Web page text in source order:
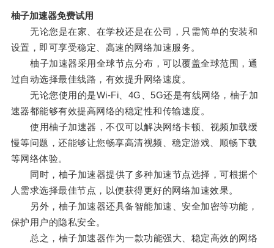
柚子加速器免费试用
无论您是在家、在学校还是在公司，只需简单的安装和
设置，即可享受稳定、高速的网络加速服务。
柚子加速器采用全球节点分布，可以覆盖全球范围，通
过自动选择最佳线路，有效提升网络速度。
无论您使用的是Wi-Fi、4G、5G还是有线网络，柚子加
速器都能够有效提高网络的稳定性和传输速度。
使用柚子加速器，不仅可以解决网络卡顿、视频加载缓
慢等问题，还能够让您畅享高清视频、稳定游戏、顺畅下载
等网络体验。
同时，柚子加速器提供了多种加速节点选择，可根据个
人需求选择最佳节点，以便获得更好的网络加速效果。
另外，柚子加速器还具备智能加速、安全加密等功能，
保护用户的隐私安全。
总之，柚子加速器作为一款功能强大、稳定高效的网络